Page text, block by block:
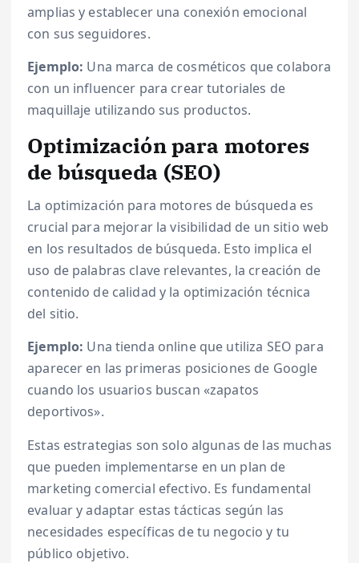
amplias y establecer una conexión emocional
con sus seguidores.
Ejemplo: Una marca de cosméticos que colabora
con un influencer para crear tutoriales de
maquillaje utilizando sus productos.
Optimización para motores
de búsqueda (SEO)
La optimización para motores de búsqueda es
crucial para mejorar la visibilidad de un sitio web
en los resultados de búsqueda. Esto implica el
uso de palabras clave relevantes, la creación de
contenido de calidad y la optimización técnica
del sitio.
Ejemplo: Una tienda online que utiliza SEO para
aparecer en las primeras posiciones de Google
cuando los usuarios buscan «zapatos
deportivos».
Estas estrategias son solo algunas de las muchas
que pueden implementarse en un plan de
marketing comercial efectivo. Es fundamental
evaluar y adaptar estas tácticas según las
necesidades específicas de tu negocio y tu
público objetivo.